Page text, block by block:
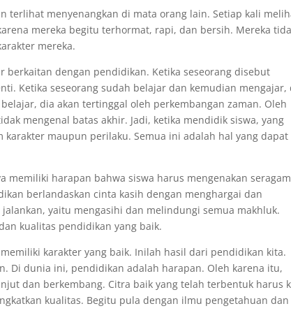
terlihat menyenangkan di mata orang lain. Setiap kali
mereka begitu terhormat, rapi, dan bersih. Mereka
mereka.
berkaitan dengan pendidikan. Ketika seseorang disebut
Ketika seseorang sudah belajar dan kemudian mengajar,
dia akan tertinggal oleh perkembangan zaman. Oleh
mengenal batas akhir. Jadi, ketika mendidik siswa, yang
maupun perilaku. Semua ini adalah hal yang dapat
memiliki harapan bahwa siswa harus mengenakan seragam
berlandaskan cinta kasih dengan menghargai dan
yaitu mengasihi dan melindungi semua makhluk.
kualitas pendidikan yang baik.
karakter yang baik. Inilah hasil dari pendidikan kita.
Di dunia ini, pendidikan adalah harapan. Oleh karena itu,
dan berkembang. Citra baik yang telah terbentuk harus
kualitas. Begitu pula dengan ilmu pengetahuan dan